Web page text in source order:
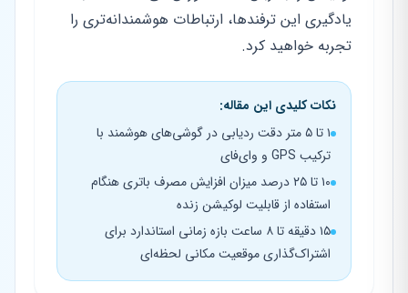
یادگیری این ترفندها، ارتباطات هوشمندانه‌تری را
تجربه خواهید کرد.
نکات کلیدی این مقاله:
۱ تا ۵ متر دقت ردیابی در گوشی‌های هوشمند با
ترکیب GPS و وای‌فای
۱۰ تا ۲۵ درصد میزان افزایش مصرف باتری هنگام
استفاده از قابلیت لوکیشن زنده
۱۵ دقیقه تا ۸ ساعت بازه زمانی استاندارد برای
اشتراک‌گذاری موقعیت مکانی لحظه‌ای